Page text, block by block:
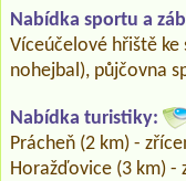
Nabídka sportu a
Víceúčelové hřiště
nohejbal), půjčovna
Nabídka turistiky:
Prácheň (2 km) -
Horažďovice (3 km) -